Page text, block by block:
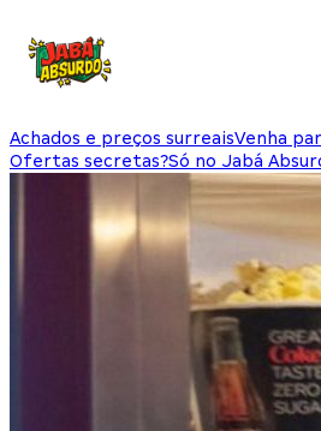
Achados e preços surreaisVenha
Ofertas secretas?Só no Jabá